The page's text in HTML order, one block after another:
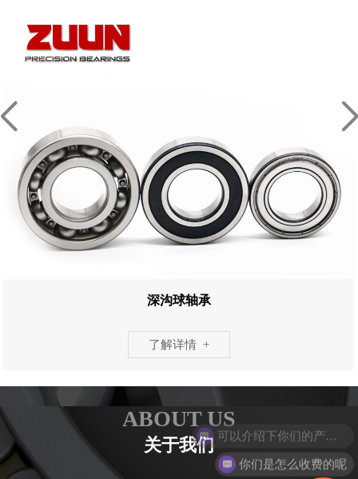
深沟球轴承
了解详情 +
ABOUT US
关于我们
你们是怎么收费的呢